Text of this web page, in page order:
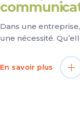
Dans une
une nécessité.
En savoir plus